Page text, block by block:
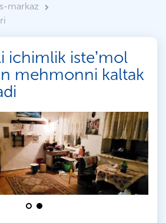
markaz
ichimlik isteʼmol
mehmonni kaltak